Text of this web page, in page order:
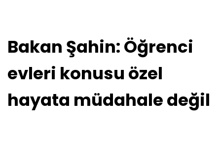
Bakan Şahin: Öğrenci
evleri konusu özel
hayata müdahale değil